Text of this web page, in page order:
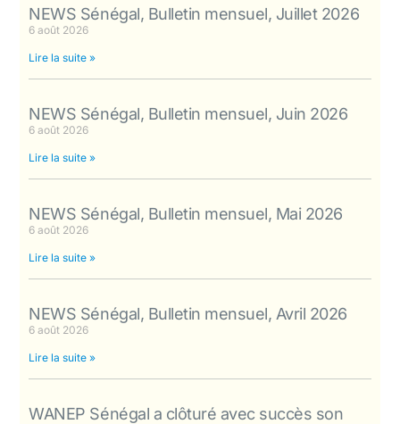
NEWS Sénégal, Bulletin mensuel, Juillet 2026
6 août 2026
Lire la suite »
NEWS Sénégal, Bulletin mensuel, Juin 2026
6 août 2026
Lire la suite »
NEWS Sénégal, Bulletin mensuel, Mai 2026
6 août 2026
Lire la suite »
NEWS Sénégal, Bulletin mensuel, Avril 2026
6 août 2026
Lire la suite »
WANEP Sénégal a clôturé avec succès son